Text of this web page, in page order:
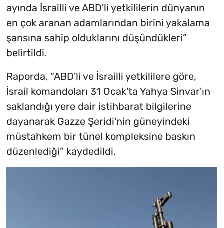
ayında İsrailli ve ABD'li yetkililerin dünyanın
en çok aranan adamlarından birini yakalama
şansına sahip olduklarını düşündükleri”
belirtildi.
Raporda, “ABD'li ve İsrailli yetkililere göre,
İsrail komandoları 31 Ocak'ta Yahya Sinvar'ın
saklandığı yere dair istihbarat bilgilerine
dayanarak Gazze Şeridi'nin güneyindeki
müstahkem bir tünel kompleksine baskın
düzenlediği” kaydedildi.